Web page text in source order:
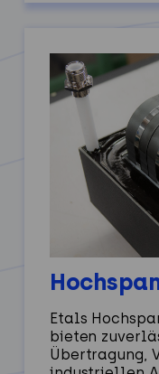
Etals
bieten
Übertragung,